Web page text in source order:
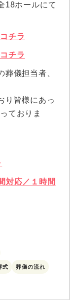
18ホールにて
コチラ
コチラ
儀担当者、
り皆様にあっ
ておりま
対応／１時間
式 葬儀の流れ